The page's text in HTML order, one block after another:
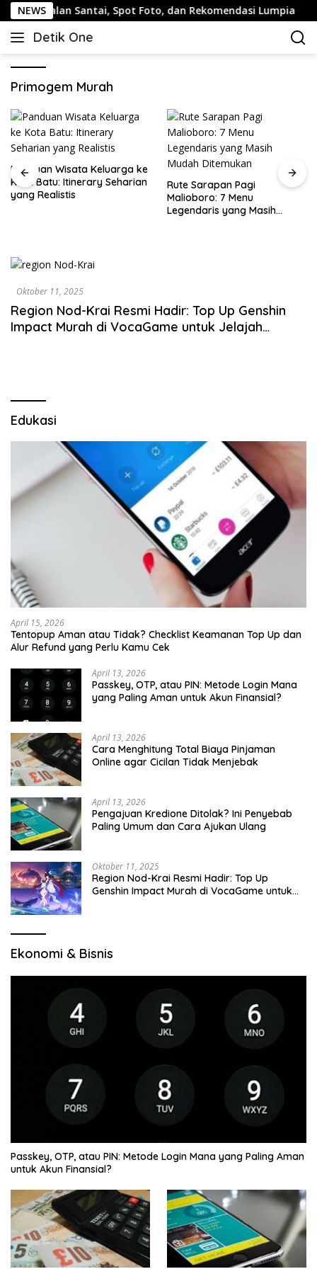
Langsung
ke
konten
NEWS
Jalan Santai, Spot Foto, dan Rekomendasi Lumpia
Detik One
Tajam
Primogem Murah
Panduan Wisata Keluarga ke
Kota Batu: Itinerary Seharian
yang Realistis
Rute Sarapan Pagi
Malioboro: 7 Menu
Legendaris yang Masih
Oktober 11, 2025
Region Nod-Krai Resmi Hadir: Top Up Genshin
Impact Murah di VocaGame untuk Jelajah
Edukasi
April 15, 2026
Tentopup Aman atau Tidak? Checklist Keamanan Top Up dan
Alur Refund yang Perlu Kamu Cek
April 13, 2026
Passkey, OTP, atau PIN: Metode Login Mana
yang Paling Aman untuk Akun Finansial?
April 13, 2026
Cara Menghitung Total Biaya Pinjaman
Online agar Cicilan Tidak Menjebak
April 13, 2026
Pengajuan Kredione Ditolak? Ini Penyebab
Paling Umum dan Cara Ajukan Ulang
Oktober 11, 2025
Region Nod-Krai Resmi Hadir: Top Up
Genshin Impact Murah di VocaGame untuk
Ekonomi & Bisnis
Passkey, OTP, atau PIN: Metode Login Mana yang Paling Aman
untuk Akun Finansial?